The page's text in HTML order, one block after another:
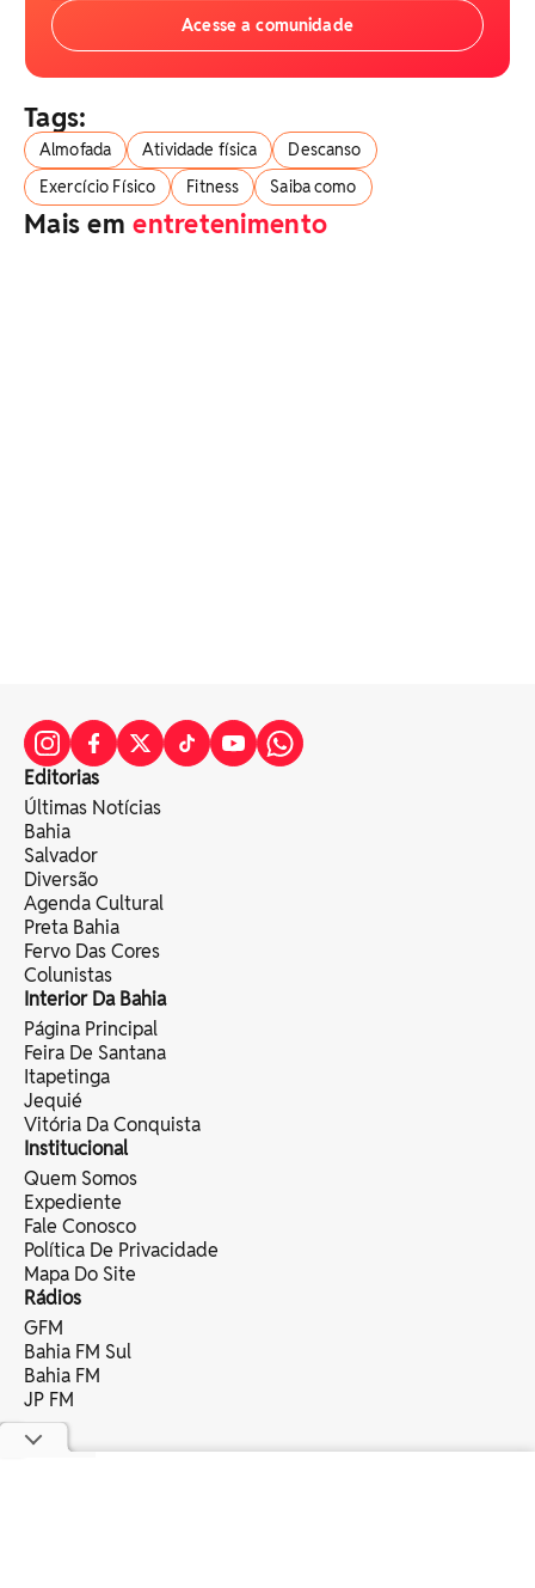
Acesse a comunidade
Tags:
Almofada Atividade física
Descanso
Exercício Físico
Fitness Saiba como
Mais ementretenimento
Editorias
Últimas Notícias
Bahia
Salvador
Diversão
Agenda Cultural
Preta Bahia
Fervo Das Cores
Colunistas
Interior Da Bahia
Página Principal
Feira De Santana
Itapetinga
Jequié
Vitória Da Conquista
Institucional
Quem Somos
Expediente
Fale Conosco
Política De Privacidade
Mapa Do Site
Rádios
GFM
Bahia FM Sul
Bahia FM
JP FM